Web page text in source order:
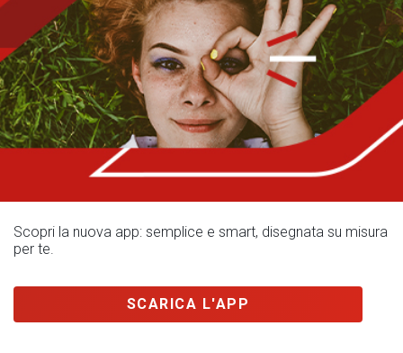
Scopri la nuova app: semplice e smart, disegnata su misura
per te.
SCARICA L'APP